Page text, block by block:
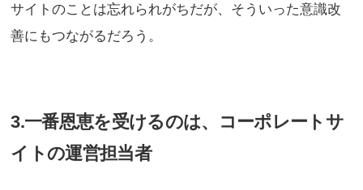
サイトのことは忘れられがちだが、そういった意識改
善にもつながるだろう。
3.一番恩恵を受けるのは、コーポレートサ
イトの運営担当者